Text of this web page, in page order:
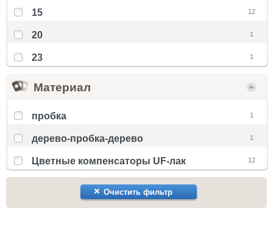
15 12
20 1
23 1
Материал
пробка 1
дерево-пробка-дерево 1
Цветные компенсаторы UF-лак 12
Очистить фильтр